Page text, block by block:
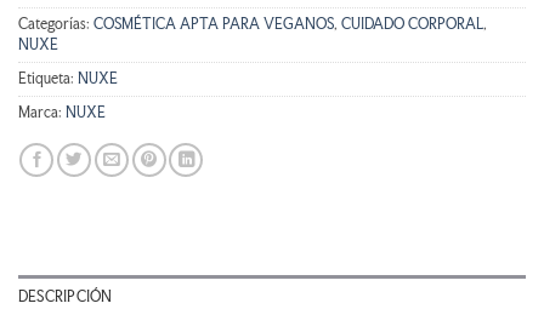
Categorías: COSMÉTICA APTA PARA VEGANOS, CUIDADO CORPORAL,
NUXE
Etiqueta: NUXE
Marca: NUXE
DESCRIPCIÓN